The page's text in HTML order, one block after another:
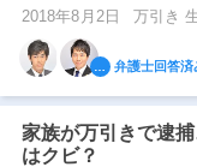
2018年8月2日 万引き
弁護士回答済
家族が万引きで逮
はクビ？